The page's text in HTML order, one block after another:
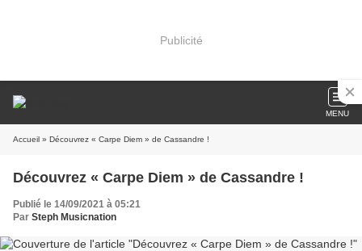
Publicité
MENU
Accueil » Découvrez « Carpe Diem » de Cassandre !
Découvrez « Carpe Diem » de Cassandre !
Publié le 14/09/2021 à 05:21
Par Steph Musicnation